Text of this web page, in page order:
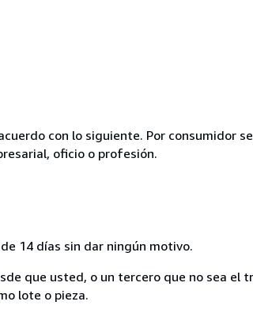
con lo siguiente. Por consumidor
oficio o profesión.
14 días sin dar ningún motivo.
que usted, o un tercero que no sea el
lote o pieza.